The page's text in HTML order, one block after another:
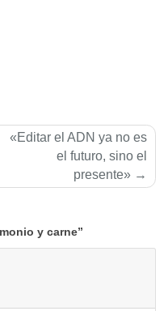
«Editar el ADN ya no es
el futuro, sino el
presente»
y carne”